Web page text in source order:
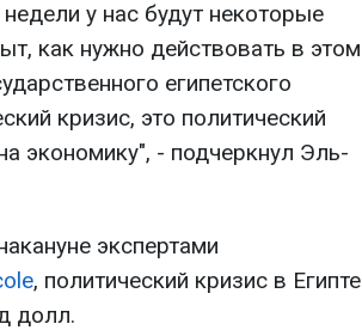
у нас будут некоторые
как нужно действовать в этом
египетского
кризис, это политический
экономику", - подчеркнул Эль-
экспертами
, политический кризис в Египте
долл.